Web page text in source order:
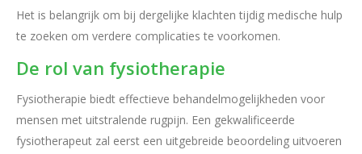
Het is belangrijk om bij dergelijke klachten tijdig medische hulp
te zoeken om verdere complicaties te voorkomen.
De rol van fysiotherapie
Fysiotherapie biedt effectieve behandelmogelijkheden voor
mensen met uitstralende rugpijn. Een gekwalificeerde
fysiotherapeut zal eerst een uitgebreide beoordeling uitvoeren